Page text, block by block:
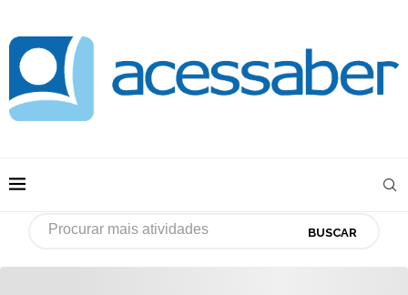
BUSCAR